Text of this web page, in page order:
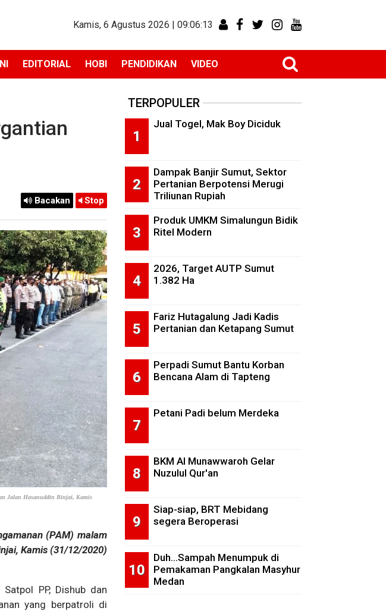
Kamis, 6 Agustus 2026 | 09:06:14
EDITORIAL HOBI PENDIDIKAN VIDEO
Bacakan Stop
Jalan Hasanuddin Binjai, Kamis
(PAM) malam
Kamis (31/12/2020)
PP, Dishub dan
yang berpatroli di
TERPOPULER
Jual Togel, Mak Boy Diciduk
Dampak Banjir Sumut, Sektor
Pertanian Berpotensi Merugi
Triliunan Rupiah
Produk UMKM Simalungun Bidik
Ritel Modern
2026, Target AUTP Sumut
1.382 Ha
Fariz Hutagalung Jadi Kadis
Pertanian dan Ketapang Sumut
Perpadi Sumut Bantu Korban
Bencana Alam di Tapteng
Petani Padi belum Merdeka
BKM Al Munawwaroh Gelar
Nuzulul Qur'an
Siap-siap, BRT Mebidang
segera Beroperasi
Duh...Sampah Menumpuk di
Pemakaman Pangkalan Masyhur
Medan